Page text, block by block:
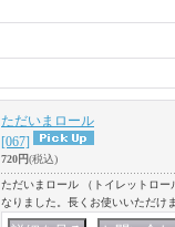
ただいまロール
[067]
720円(税込)
ただいまロール （トイレットロー
なりました。長くお使いいただけ